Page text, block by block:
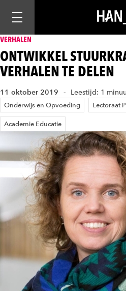
Mobiele navigatie openen
VERHALEN
ONTWIKKEL
VERHALEN TE DELEN
11 oktober 2019 Leestijd: 1
Onderwijs en Opvoeding Lectoraat
Academie Educatie